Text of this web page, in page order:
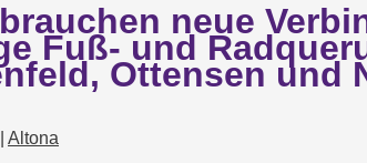
neue
Fuß- und
Ottensen und
Altona